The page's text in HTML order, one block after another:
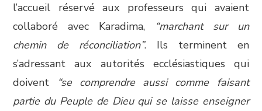
l’accueil réservé aux professeurs qui avaient
collaboré avec Karadima,
“marchant sur un
chemin de réconciliation”. Ils terminent en
s’adressant aux autorités ecclésiastiques qui
doivent
“se comprendre aussi comme faisant
partie du Peuple de Dieu qui se laisse enseigner